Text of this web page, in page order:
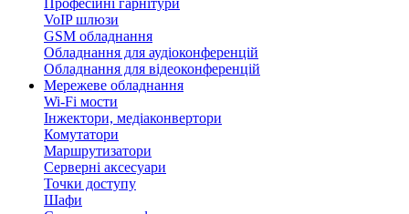
Професійні гарнітури
VoIP шлюзи
GSM обладнання
Обладнання для аудіоконференцій
Обладнання для відеоконференцій
Мережеве обладнання
Wi-Fi мости
Інжектори, медіаконвертори
Комутатори
Маршрутизатори
Серверні аксесуари
Точки доступу
Шафи